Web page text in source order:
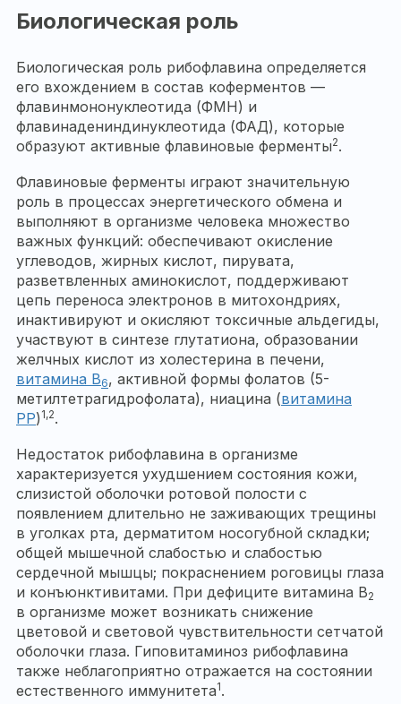
Биологическая роль
Биологическая роль рибофлавина определяется
его вхождением в состав коферментов —
флавинмононуклеотида (ФМН) и
флавинадениндинуклеотида (ФАД), которые
образуют активные флавиновые ферменты2.
Флавиновые ферменты играют значительную
роль в процессах энергетического обмена и
выполняют в организме человека множество
важных функций: обеспечивают окисление
углеводов, жирных кислот, пирувата,
разветвленных аминокислот, поддерживают
цепь переноса электронов в митохондриях,
инактивируют и окисляют токсичные альдегиды,
участвуют в синтезе глутатиона, образовании
желчных кислот из холестерина в печени,
витамина B6, активной формы фолатов (5-
метилтетрагидрофолата), ниацина (витамина
РР) 1,2.
Недостаток рибофлавина в организме
характеризуется ухудшением состояния кожи,
слизистой оболочки ротовой полости с
появлением длительно не заживающих трещины
в уголках рта, дерматитом носогубной складки;
общей мышечной слабостью и слабостью
сердечной мышцы; покраснением роговицы глаза
и конъюнктивитами. При дефиците витамина B2
в организме может возникать снижение
цветовой и световой чувствительности сетчатой
оболочки глаза. Гиповитаминоз рибофлавина
также неблагоприятно отражается на состоянии
естественного иммунитета1.